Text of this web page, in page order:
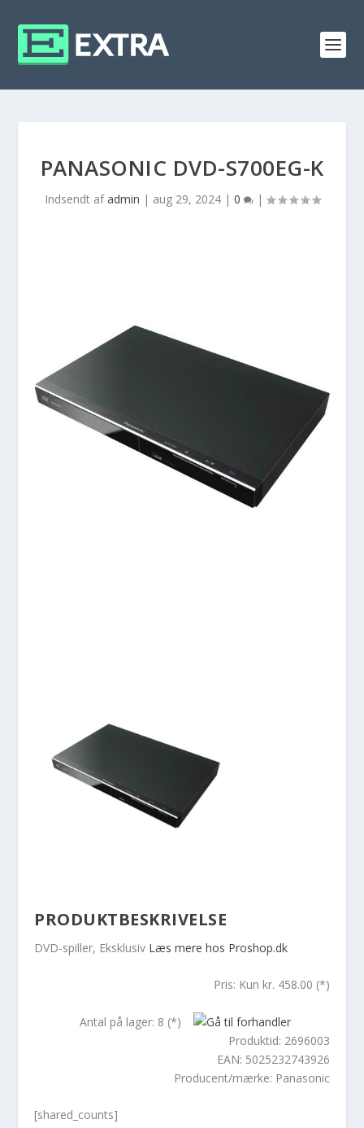
PANASONIC DVD-S700EG-K
Indsendt afadmin | aug 29, 2024| 0 |
PRODUKTBESKRIVELSE
DVD-spiller, Eksklusiv Læs mere hos Proshop.dk
Pris: Kun kr. 458.00 (*)
Antal på lager: 8 (*)
Produktid: 2696003
EAN: 5025232743926
Producent/mærke: Panasonic
[shared_counts]